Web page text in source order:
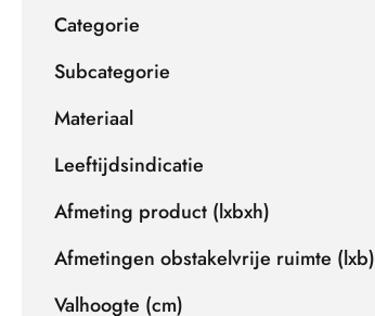
Categorie
Subcategorie
Materiaal
Leeftijdsindicatie
Afmeting product (lxbxh)
Afmetingen obstakelvrije ruimte (lxb)
Valhoogte (cm)